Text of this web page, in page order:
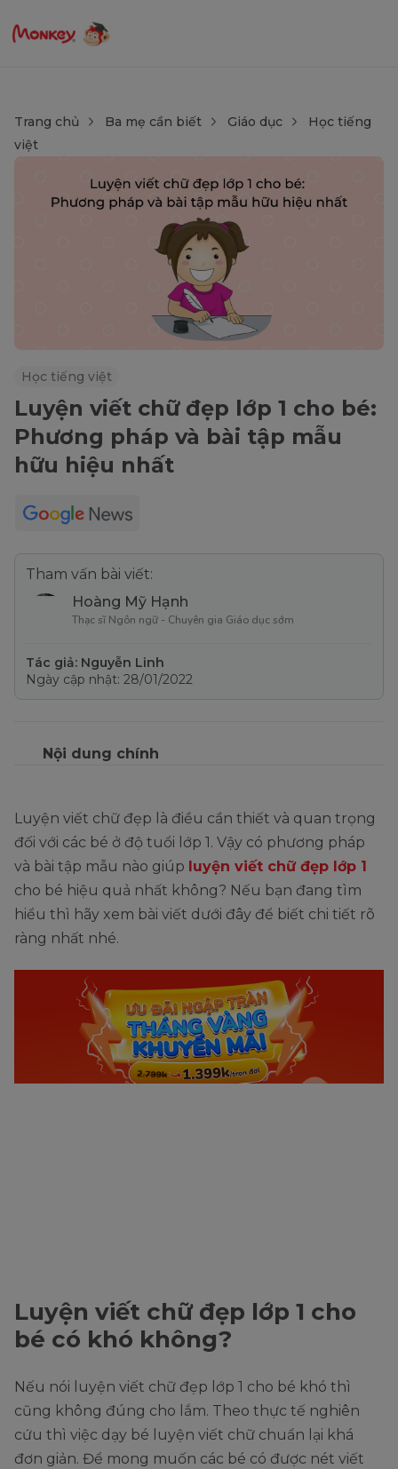
Trang chủ Ba mẹ cần biết Giáo dục
Học tiếng
việt
Học tiếng việt
Luyện viết chữ đẹp lớp 1 cho bé:
Phương pháp và bài tập mẫu
hữu hiệu nhất
Tham vấn bài viết:
Hoàng Mỹ Hạnh
Thạc sĩ Ngôn ngữ - Chuyên gia Giáo dục sớm
Tác giả: Nguyễn Linh
Ngày cập nhật: 28/01/2022
Nội dung chính
Luyện viết chữ đẹp là điều cần thiết và quan trọng
đối với các bé ở độ tuổi lớp 1. Vậy có phương pháp
và bài tập mẫu nào giúp luyện viết chữ đẹp lớp 1
cho bé hiệu quả nhất không? Nếu bạn đang tìm
hiểu thì hãy xem bài viết dưới đây để biết chi tiết rõ
ràng nhất nhé.
Luyện viết chữ đẹp lớp 1 cho
bé có khó không?
Nếu nói luyện viết chữ đẹp lớp 1 cho bé khó thì
cũng không đúng cho lắm. Theo thực tế nghiên
cứu thì việc dạy bé luyện viết chữ chuẩn lại khá
đơn giản. Để mong muốn các bé có được nét viết